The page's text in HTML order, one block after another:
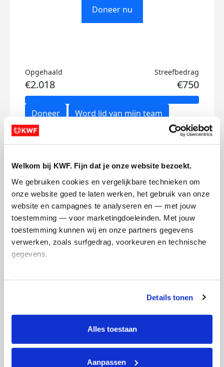
Welkom bij KWF. Fijn dat je onze website bezoekt.
We gebruiken cookies en vergelijkbare technieken om
onze website goed te laten werken, het gebruik van onze
website en campagnes te analyseren en — met jouw
toestemming — voor marketingdoeleinden. Met jouw
toestemming kunnen wij en onze partners gegevens
verwerken, zoals surfgedrag, voorkeuren en technische
gegevens.
tonen. Je kunt je toestemming op elk moment wijzigen of
intrekken via Cookie instellingen onderaan de pagina. De
lijst met cookies is te vinden in het tabblad “details”.
Details tonen
Alles toestaan
Aanpassen
Doneer nu
Opgehaald
€2.018
Streefbedrag
€750
Doneer Word lid van mijn team
Badges
Foto’s toegevoegd